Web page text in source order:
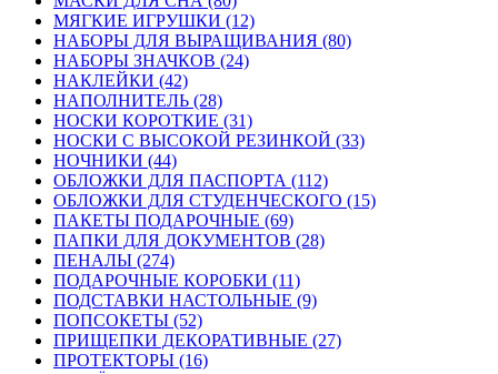
МЯГКИЕ ИГРУШКИ (12)
НАБОРЫ ДЛЯ ВЫРАЩИВАНИЯ (80)
НАБОРЫ ЗНАЧКОВ (24)
НАКЛЕЙКИ (42)
НАПОЛНИТЕЛЬ (28)
НОСКИ КОРОТКИЕ (31)
НОСКИ С ВЫСОКОЙ РЕЗИНКОЙ (33)
НОЧНИКИ (44)
ОБЛОЖКИ ДЛЯ ПАСПОРТА (112)
ОБЛОЖКИ ДЛЯ СТУДЕНЧЕСКОГО (15)
ПАКЕТЫ ПОДАРОЧНЫЕ (69)
ПАПКИ ДЛЯ ДОКУМЕНТОВ (28)
ПЕНАЛЫ (274)
ПОДАРОЧНЫЕ КОРОБКИ (11)
ПОДСТАВКИ НАСТОЛЬНЫЕ (9)
ПОПСОКЕТЫ (52)
ПРИЩЕПКИ ДЕКОРАТИВНЫЕ (27)
ПРОТЕКТОРЫ (16)